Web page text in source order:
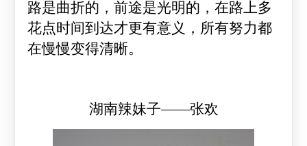
路是曲折的，前途是光明的，在路上多
花点时间到达才更有意义，所有努力都
在慢慢变得清晰。
湖南辣妹子——张欢